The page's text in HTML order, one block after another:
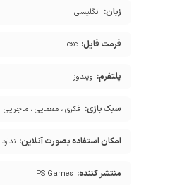
زبان: انگلیسی
فرمت فایل: exe
پلتفرم: ویندوز
سبک بازی: فکری ، معمایی ، ماجرایی
امکان استفاده بصورت آنلاین: ندارد
منتشر کننده: PS Games